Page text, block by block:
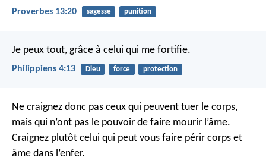
Proverbes 13:20 sagesse punition
Je peux tout, grâce à celui qui me fortifie.
Philippiens 4:13 Dieu force protection
Ne craignez donc pas ceux qui peuvent tuer le corps,
mais qui n’ont pas le pouvoir de faire mourir l’âme.
Craignez plutôt celui qui peut vous faire périr corps et
âme dans l’enfer.